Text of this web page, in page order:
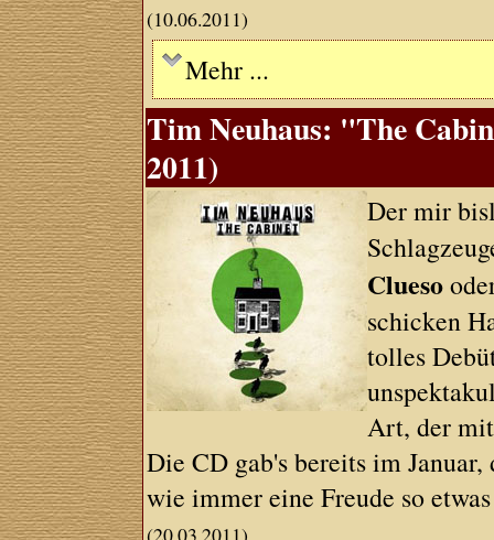
(10.06.2011)
Mehr ...
Tim Neuhaus: "The
2011)
Der mir
Clueso
schicken
tolles
Art, der
Die CD gab's bereits im
wie immer eine Freude so
(20.03.2011)